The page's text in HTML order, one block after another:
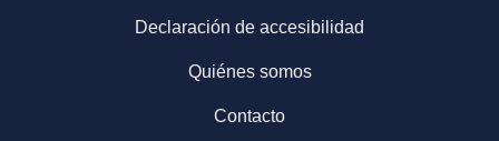
Declaración de accesibilidad
Quiénes somos
Contacto